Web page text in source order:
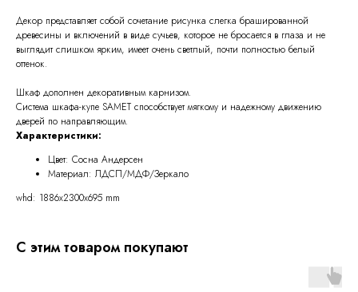
Декор представляет собой сочетание рисунка слегка брашированной
древесины и включений в виде сучьев, которое не бросается в глаза и не
выглядит слишком ярким, имеет очень светлый, почти полностью белый
оттенок.
Шкаф дополнен декоративным карнизом.
Система шкафа-купе SAMET способствует мягкому и надежному движению
дверей по направляющим.
Характеристики:
Цвет: Сосна Андерсен
Материал: ЛДСП/МДФ/Зеркало
whd: 1886x2300x695 mm
С этим товаром покупают